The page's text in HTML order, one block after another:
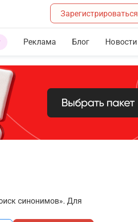
Зарегистрироваться
Реклама Блог Новости
синонимов». Для